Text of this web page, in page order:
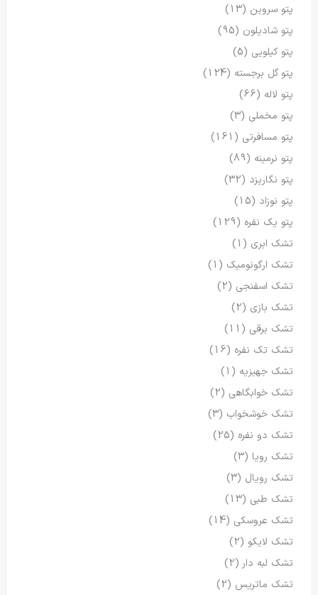
پتو سروین (13)
پتو شادیلون (95)
پتو کیلویی (5)
پتو گل برجسته (124)
پتو لاله (66)
پتو مخملی (3)
پتو مسافرتی (161)
پتو نرمینه (89)
پتو نگاریزد (32)
پتو نوزاد (15)
پتو یک نفره (129)
تشک ابری (1)
تشک ارگونومیک (1)
تشک اسفنجی (2)
تشک بازی (2)
تشک برقی (11)
تشک تک نفره (16)
تشک جهیزیه (1)
تشک خوابگاهی (2)
تشک خوشخواب (3)
تشک دو نفره (25)
تشک رویا (3)
تشک رویال (3)
تشک طبی (13)
تشک عروسکی (14)
تشک لایکو (2)
تشک لبه دار(2)
تشک ماتریس (2)